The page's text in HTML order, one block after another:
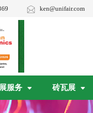
ken@unifair.com
服务 砖瓦展